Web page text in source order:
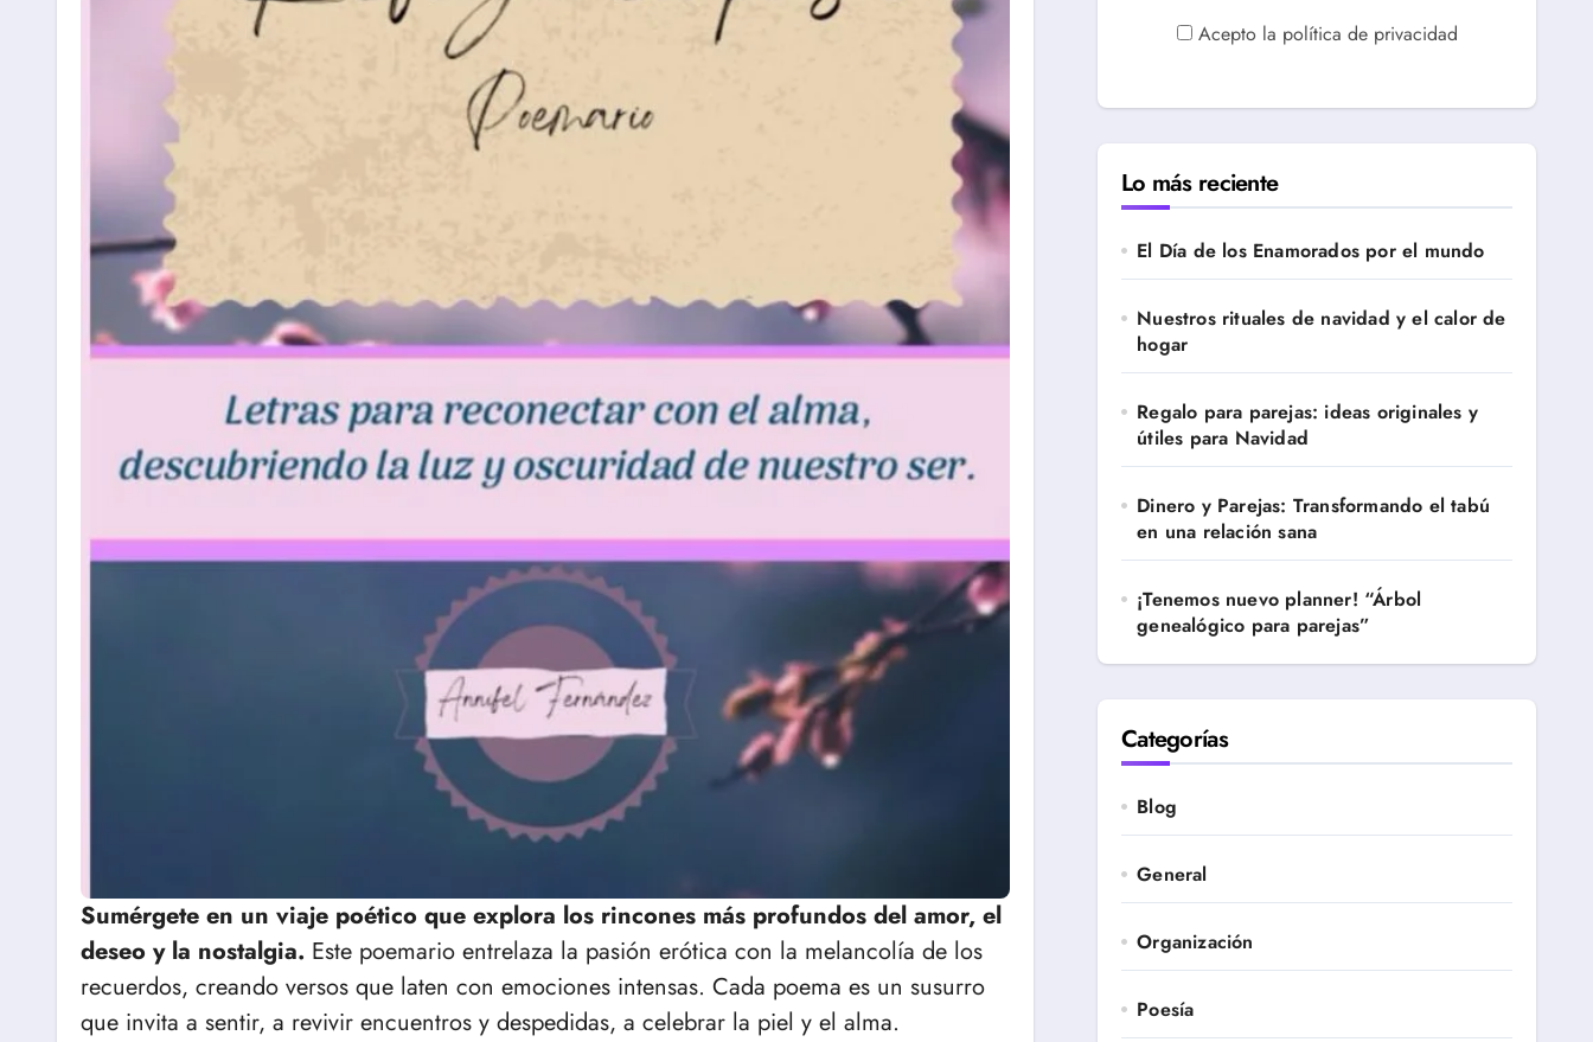
Sumérgete en un viaje poético que explora los rincones más profundos del amor, el
deseo y la nostalgia. Este poemario entrelaza la pasión erótica con la melancolía de los
recuerdos, creando versos que laten con emociones intensas. Cada poema es un susurro
que invita a sentir, a revivir encuentros y despedidas, a celebrar la piel y el alma.
Acepto la política de privacidad
Lo más reciente
El Día de los Enamorados por el mundo
Nuestros rituales de navidad y el calor de
hogar
Regalo para parejas: ideas originales y
útiles para Navidad
Dinero y Parejas: Transformando el tabú
en una relación sana
¡Tenemos nuevo planner! “Árbol
genealógico para parejas”
Categorías
Blog
General
Organización
Poesía